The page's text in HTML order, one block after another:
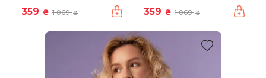
359 ₴ 1 069₴ 359 ₴ 1 069₴